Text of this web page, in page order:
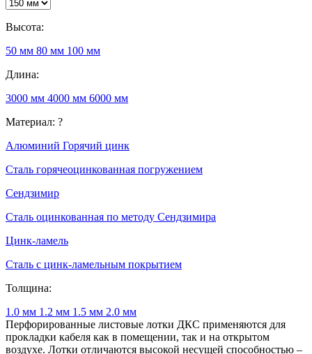
Высота:
50 мм 80 мм 100 мм
Длина:
3000 мм 4000 мм 6000 мм
Материал: ?
Алюминий Горячий цинк
Сталь горячеоцинкованная погружением
Сендзимир
Сталь оцинкованная по методу Сендзимира
Цинк-ламель
Сталь с цинк-ламельным покрытием
Толщина:
1.0 мм 1.2 мм 1.5 мм 2.0 мм
Перфорированные листовые лотки ДКС применяются для
прокладки кабеля как в помещении, так и на открытом
воздухе. Лотки отличаются высокой несущей способностью –